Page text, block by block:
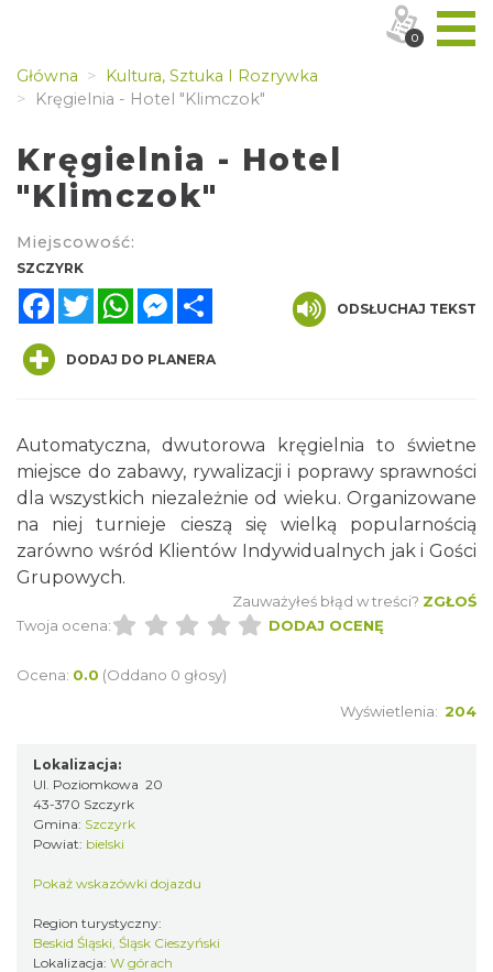
Główna
Kultura, Sztuka I Rozrywka
Kręgielnia - Hotel "Klimczok"
Kręgielnia - Hotel
"Klimczok"
Miejscowość:
SZCZYRK
FacebookTwitterWhatsAppMessenger
ODSŁUCHAJ TEKST
DODAJ DO PLANERA
Automatyczna, dwutorowa kręgielnia to świetne
miejsce do zabawy, rywalizacji i poprawy sprawności
dla wszystkich niezależnie od wieku. Organizowane
na niej turnieje cieszą się wielką popularnością
zarówno wśród Klientów Indywidualnych jak i Gości
Grupowych.
Zauważyłeś błąd w treści? ZGŁOŚ
Twoja ocena:
DODAJ OCENĘ
Ocena: 0.0 (Oddano 0 głosy)
Wyświetlenia: 204
Lokalizacja:
Ul. Poziomkowa 20
43-370 Szczyrk
Gmina: Szczyrk
Powiat: bielski
Pokaż wskazówki dojazdu
Region turystyczny:
Beskid Śląski, Śląsk Cieszyński
Lokalizacja: W górach
0